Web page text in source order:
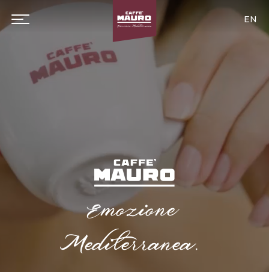
EN
Emozione
Mediterranea.